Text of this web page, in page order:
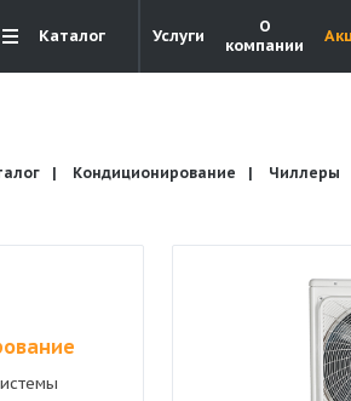
Каталог Услуги
О
компании
Кондиционирование Чиллеры